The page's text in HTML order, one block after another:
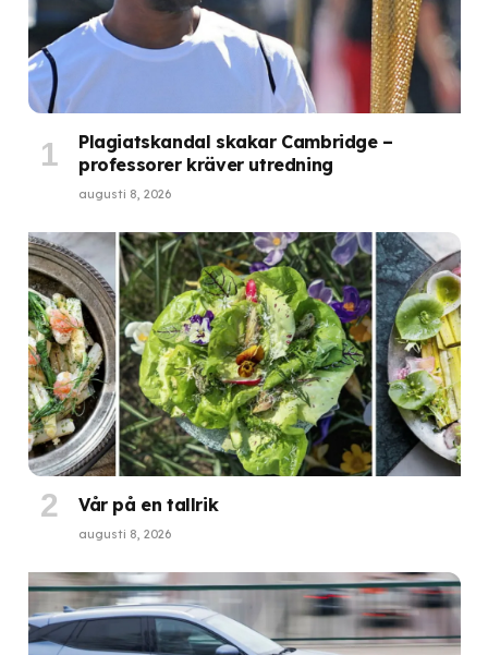
Plagiatskandal skakar Cambridge –
professorer kräver utredning
augusti 8, 2026
Vår på en tallrik
augusti 8, 2026